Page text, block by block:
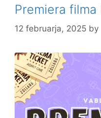
Premiera filma
12 februarja, 2025 by